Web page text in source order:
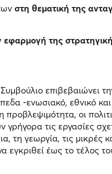
στη θεματική της
της
επιβεβαιώνει
-ενωσιακό, εθνικό
οι
τις εργασίες
γεωργία, τις μικρές
εγκριθεί έως το τέλος